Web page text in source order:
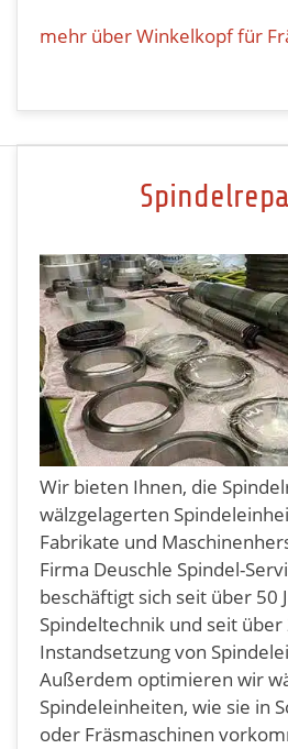
mehr über Winkelkopf für
Wir bieten Ihnen, die
wälzgelagerten
Fabrikate und
Firma Deuschle Spindel-
beschäftigt sich seit über 50
Spindeltechnik und seit
Instandsetzung von
Außerdem optimieren wir
Spindeleinheiten, wie sie in
oder Fräsmaschinen